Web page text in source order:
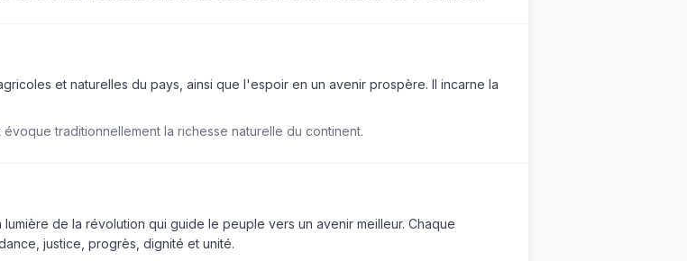
et naturelles du pays, ainsi que l'espoir en un avenir prospère. Il incarne la
traditionnellement la richesse naturelle du continent.
de la révolution qui guide le peuple vers un avenir meilleur. Chaque
justice, progrès, dignité et unité.